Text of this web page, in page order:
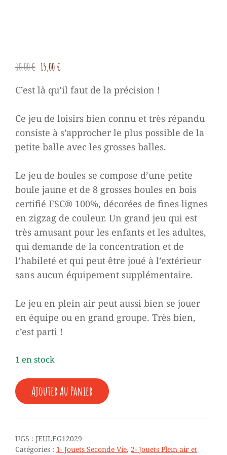
30,00€ Le
initial
30,00 €.
15,00 €
actuel
15,00 €.
C’est là qu’il faut de la précision !
Ce jeu de loisirs bien connu et très répandu
consiste à s’approcher le plus possible de la
petite balle avec les grosses balles.
Le jeu de boules se compose d’une petite
boule jaune et de 8 grosses boules en bois
certifié FSC® 100%, décorées de fines lignes
en zigzag de couleur. Un grand jeu qui est
très amusant pour les enfants et les adultes,
qui demande de la concentration et de
l’habileté et qui peut être joué à l’extérieur
sans aucun équipement supplémentaire.
Le jeu en plein air peut aussi bien se jouer
en équipe ou en grand groupe. Très bien,
c’est parti !
1 en stock
QUANTITÉ
DE
EN
Ajouter Au Panier
UGS : JEULEG12029
Catégories : 1- Jouets Seconde Vie, 2- Jouets Plein air et